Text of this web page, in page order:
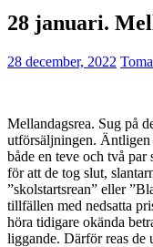
28 januari.
28 december, 2022
Mellandagsrea. Sug på
utförsäljningen.
både en teve och två
för att de tog slut,
”skolstartsrean” eller
tillfällen med nedsatta
höra tidigare okända
liggande. Därför reas de